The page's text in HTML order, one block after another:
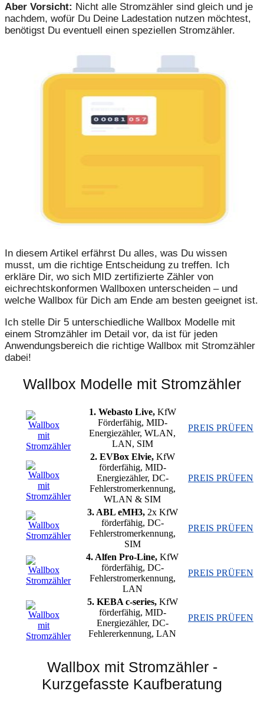
Aber Vorsicht: Nicht alle Stromzähler sind gleich und je
nachdem, wofür Du Deine Ladestation nutzen möchtest,
benötigst Du eventuell einen speziellen Stromzähler.
In diesem Artikel erfährst Du alles, was Du wissen
musst, um die richtige Entscheidung zu treffen. Ich
erkläre Dir, wo sich MID zertifizierte Zähler von
eichrechtskonformen Wallboxen unterscheiden – und
welche Wallbox für Dich am Ende am besten geeignet ist.
Ich stelle Dir 5 unterschiedliche Wallbox Modelle mit
einem Stromzähler im Detail vor, da ist für jeden
Anwendungsbereich die richtige Wallbox mit Stromzähler
dabei!
Wallbox Modelle mit Stromzähler
1. Webasto Live, KfW
Förderfähig, MID-
Energiezähler, WLAN,
LAN, SIM
PREIS PRÜFEN
2. EVBox Elvie, KfW
förderfähig, MID-
Energiezähler, DC-
Fehlerstromerkennung,
WLAN & SIM
PREIS PRÜFEN
3. ABL eMH3, 2x KfW
förderfähig, DC-
Fehlerstromerkennung,
SIM
PREIS PRÜFEN
4. Alfen Pro-Line, KfW
förderfähig, DC-
Fehlerstromerkennung,
LAN
PREIS PRÜFEN
5. KEBA c-series, KfW
förderfähig, MID-
Energiezähler, DC-
Fehlererkennung, LAN
PREIS PRÜFEN
Wallbox mit Stromzähler -
Kurzgefasste Kaufberatung